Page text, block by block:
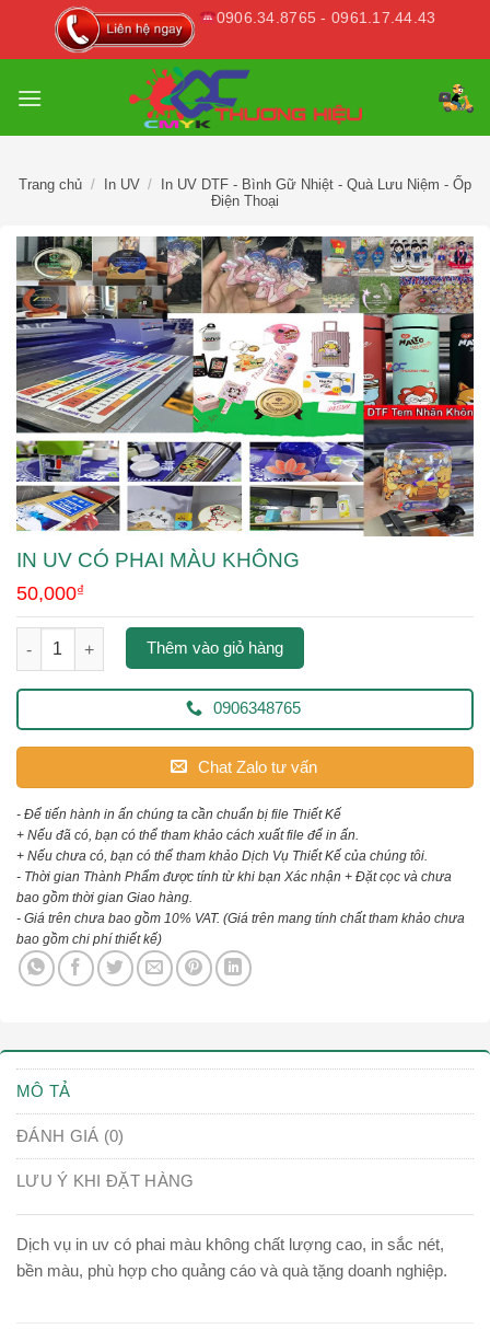
0906.34.8765 - 0961.17.44.43
Trang chủ / In UV /
In UV DTF - Bình Gữ Nhiệt - Quà Lưu Niệm - Ốp
Điện Thoại
IN UV CÓ PHAI MÀU KHÔNG
50,000₫
in uv có phai màu không số lượng
Thêm vào giỏ hàng
0906348765
Chat Zalo tư vấn
- Để tiến hành in ấn chúng ta cần chuẩn bị file Thiết Kế
+ Nếu đã có, bạn có thể tham khảo cách xuất file để in ấn.
+ Nếu chưa có, bạn có thể tham khảo Dịch Vụ Thiết Kế của chúng tôi.
- Thời gian Thành Phẩm được tính từ khi bạn Xác nhận + Đặt cọc và chưa
bao gồm thời gian Giao hàng.
- Giá trên chưa bao gồm 10% VAT. (Giá trên mang tính chất tham khảo chưa
bao gồm chi phí thiết kế)
MÔ TẢ
ĐÁNH GIÁ (0)
LƯU Ý KHI ĐẶT HÀNG
Dịch vụ in uv có phai màu không chất lượng cao, in sắc nét,
bền màu, phù hợp cho quảng cáo và quà tặng doanh nghiệp.